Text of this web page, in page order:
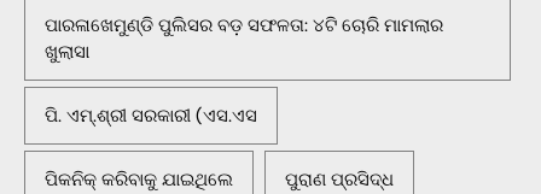
ପାରଳାଖେମୁଣ୍ଡି ପୁଲିସର ବଡ଼ ସଫଳତା: ୪ଟି ଚୋରି ମାମଲାର
ଖୁଲାସା
ପି. ଏମ୍.ଶ୍ରୀ ସରକାରୀ (ଏସ.ଏସ
ପିକନିକ୍‌ କରିବାକୁ ଯାଇଥିଲେ ପୁରାଣ ପ୍ରସିଦ୍ଧ